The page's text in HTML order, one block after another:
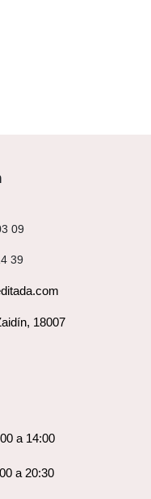
09
39
18007
a 14:00
a 20:30